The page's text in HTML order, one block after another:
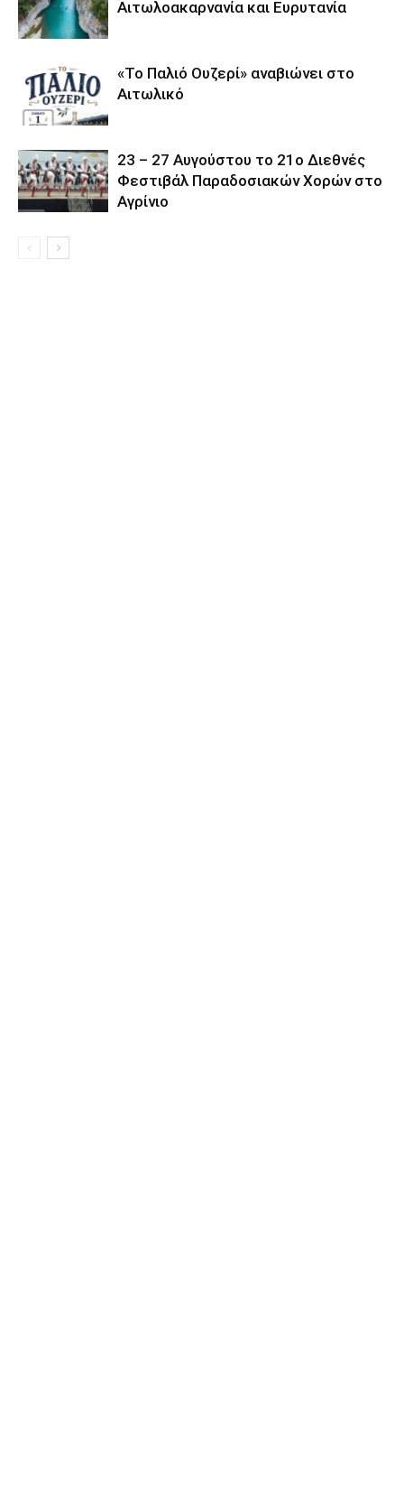
Αιτωλοακαρνανία και Ευρυτανία
«Το Παλιό Ουζερί» αναβιώνει στο
Αιτωλικό
23 – 27 Aυγούστου το 21ο Διεθνές
Φεστιβάλ Παραδοσιακών Χορών στο
Αγρίνιο